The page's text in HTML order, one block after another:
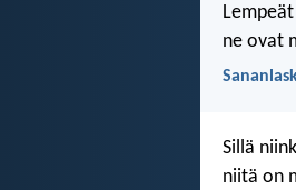
ne ovat
Sillä
niitä on